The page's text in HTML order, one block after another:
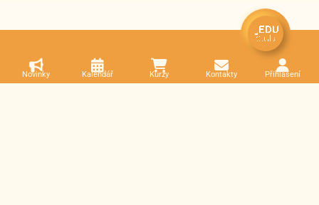
Novinky Kalendář Kurzy Kontakty Přihlášení